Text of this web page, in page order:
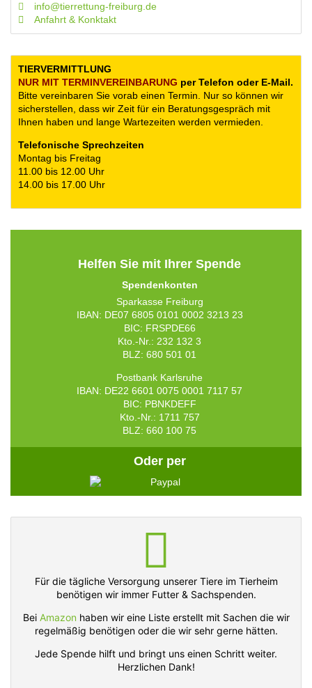
info@tierrettung-freiburg.de
Anfahrt & Konktakt
TIERVERMITTLUNG
NUR MIT TERMIN­VEREINBARUNG per Telefon oder E-Mail.
Bitte vereinbaren Sie vorab einen Termin. Nur so können wir
sicherstellen, dass wir Zeit für ein Beratungsgespräch mit
Ihnen haben und lange Wartezeiten werden vermieden.
Telefonische Sprechzeiten
Montag bis Freitag
11.00 bis 12.00 Uhr
14.00 bis 17.00 Uhr
Helfen Sie mit Ihrer Spende
Spendenkonten
Sparkasse Freiburg
IBAN: DE07 6805 0101 0002 3213 23
BIC: FRSPDE66
Kto.-Nr.: 232 132 3
BLZ: 680 501 01
Postbank Karlsruhe
IBAN: DE22 6601 0075 0001 7117 57
BIC: PBNKDEFF
Kto.-Nr.: 1711 757
BLZ: 660 100 75
Oder per
Für die tägliche Versorgung unserer Tiere im Tierheim
benötigen wir immer Futter & Sachspenden.
Bei Amazon haben wir eine Liste erstellt mit Sachen die wir
regelmäßig benötigen oder die wir sehr gerne hätten.
Jede Spende hilft und bringt uns einen Schritt weiter.
Herzlichen Dank!